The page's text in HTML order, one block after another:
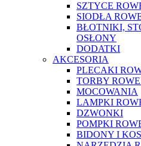
SZTYCE
SIODŁA
BŁOTNIKI,
OSŁONY
DODATKI
AKCESORIA
PLECAKI
TORBY
MOCOWANIA
LAMPKI
DZWONKI
POMPKI
BIDONY I